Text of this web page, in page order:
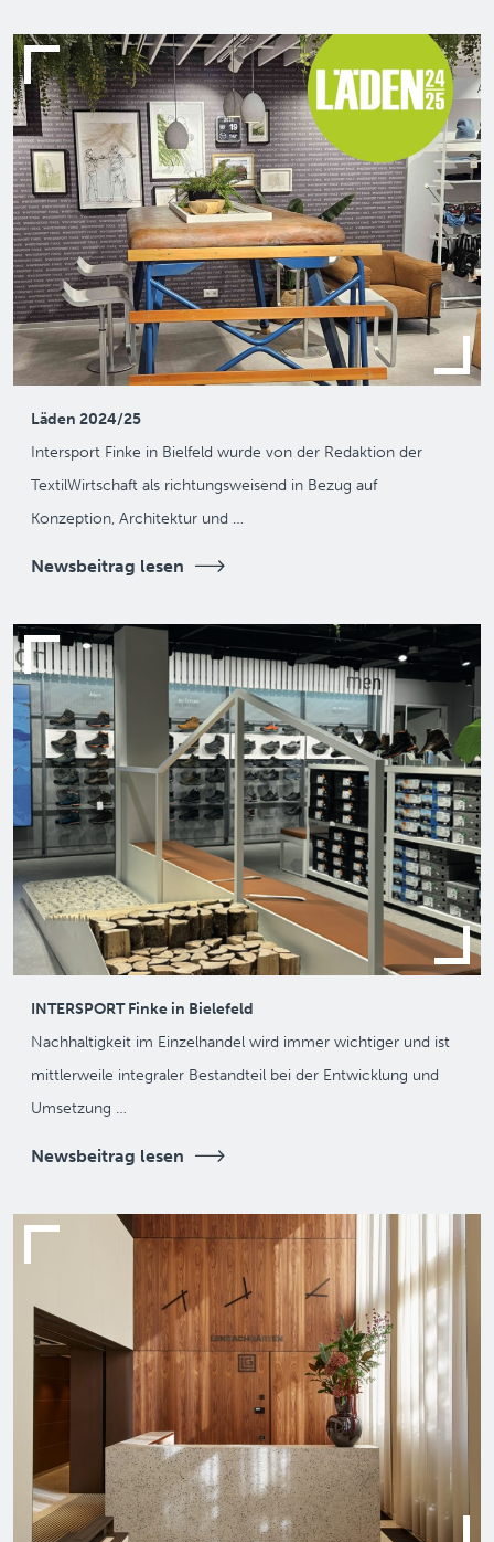
Läden 2024/25
Intersport Finke in Bielfeld wurde von der Redaktion der
TextilWirtschaft als richtungsweisend in Bezug auf
Konzeption, Architektur und …
Newsbeitrag lesen
INTERSPORT Finke in Bielefeld
Nachhaltigkeit im Einzelhandel wird immer wichtiger und ist
mittlerweile integraler Bestandteil bei der Entwicklung und
Umsetzung …
Newsbeitrag lesen